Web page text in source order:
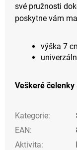
své pružnosti
poskytne vám
výška 7
Veškeré čelenky
Kategorie:
EAN:
Aktivita: